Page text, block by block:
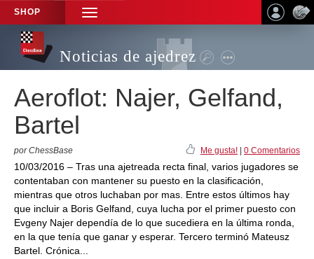
SHOP
TOGGLE
NAVIGATION
Noticias de ajedrez
Aeroflot: Najer, Gelfand,
Bartel
por ChessBase Me gusta! 0 Comentarios
10/03/2016 – Tras una ajetreada recta final, varios jugadores se
contentaban con mantener su puesto en la clasificación,
mientras que otros luchaban por mas. Entre estos últimos hay
que incluir a Boris Gelfand, cuya lucha por el primer puesto con
Evgeny Najer dependía de lo que sucediera en la última ronda,
en la que tenía que ganar y esperar. Tercero terminó Mateusz
Bartel. Crónica...